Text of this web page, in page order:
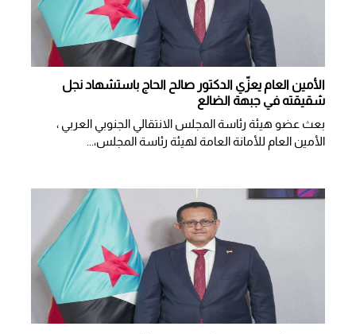
الأمين العام يعزّي الدكتور صالح الحاج باستشهاد نجل
شقيقته في جبهة الضالع
بعث عضو هيئة رئاسة المجلس الانتقالي الجنوبي العربي ،
الأمين العام للأمانة العامة لهيئة رئاسة المجلس،...